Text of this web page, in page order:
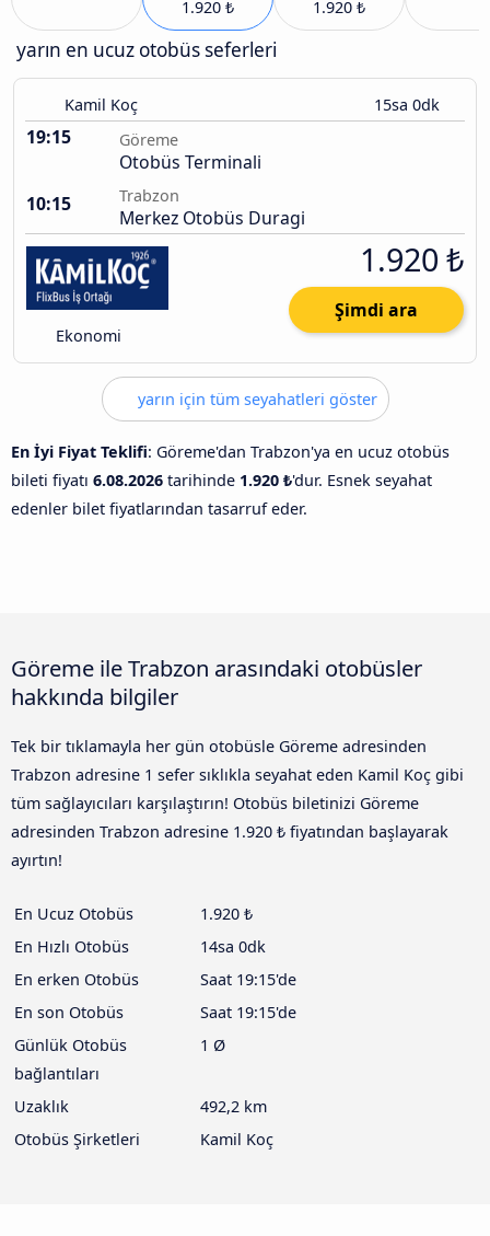
1.920 ₺ 1.920 ₺
yarın en ucuz otobüs seferleri
Kamil Koç 15sa 0dk
19:15 Göreme
Otobüs Terminali
10:15
Trabzon
Merkez Otobüs Duragi
Ekonomi
1.920 ₺
Şimdi ara
yarın için tüm seyahatleri göster
En İyi Fiyat Teklifi: Göreme'dan Trabzon'ya en ucuz otobüs
bileti fiyatı 6.08.2026 tarihinde 1.920 ₺'dur. Esnek seyahat
edenler bilet fiyatlarından tasarruf eder.
Göreme ile Trabzon arasındaki otobüsler
hakkında bilgiler
Tek bir tıklamayla her gün otobüsle Göreme adresinden
Trabzon adresine 1 sefer sıklıkla seyahat eden Kamil Koç gibi
tüm sağlayıcıları karşılaştırın! Otobüs biletinizi Göreme
adresinden Trabzon adresine 1.920 ₺ fiyatından başlayarak
ayırtın!
En Ucuz Otobüs
1.920 ₺
En Hızlı Otobüs
14sa 0dk
En erken Otobüs
Saat 19:15'de
En son Otobüs
Saat 19:15'de
Günlük Otobüs
bağlantıları
1 Ø
Uzaklık
492,2 km
Otobüs Şirketleri
Kamil Koç